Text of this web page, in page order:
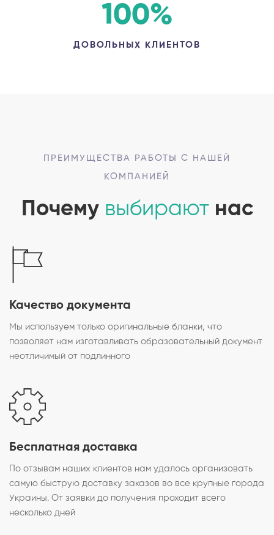
100%
ДОВОЛЬНЫХ КЛИЕНТОВ
ПРЕИМУЩЕСТВА РАБОТЫ С НАШЕЙ
КОМПАНИЕЙ
Почему выбираютнас
Качество документа
Мы используем только оригинальные бланки, что
позволяет нам изготавливать образовательный документ
неотличимый от подлинного
Бесплатная доставка
По отзывам наших клиентов нам удалось организовать
самую быструю доставку заказов во все крупные города
Украины. От заявки до получения проходит всего
несколько дней